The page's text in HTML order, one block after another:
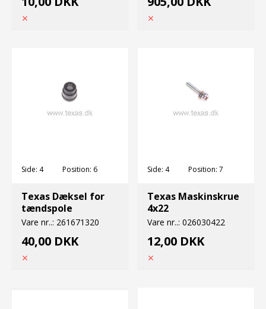
Side: 4 Position: 6
Texas Dæksel for
tændspole
Vare nr..: 261671320
40,00 DKK
Side: 4 Position: 7
Texas Maskinskrue
4x22
Vare nr..: 026030422
12,00 DKK